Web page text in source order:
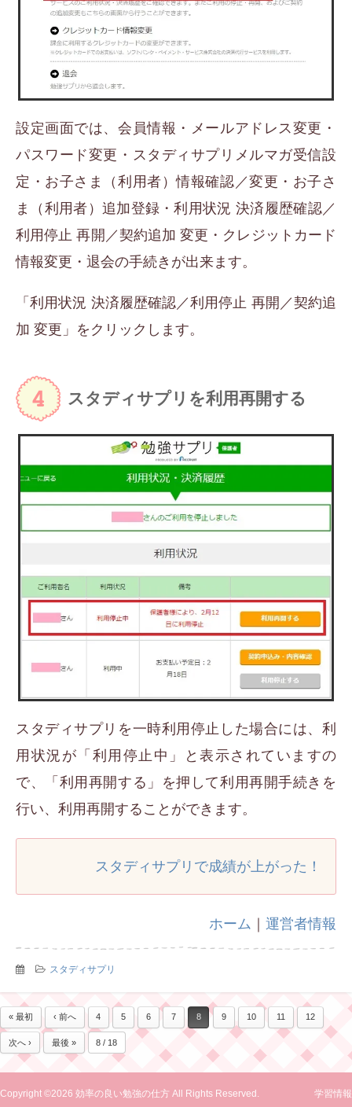
設定画面では、会員情報・メールアドレス変更・
パスワード変更・スタディサプリメルマガ受信設
定・お子さま（利用者）情報確認／変更・お子さ
ま（利用者）追加登録・利用状況 決済履歴確認／
利用停止 再開／契約追加 変更・クレジットカード
情報変更・退会の手続きが出来ます。
「利用状況 決済履歴確認／利用停止 再開／契約追
加 変更」をクリックします。
スタディサプリを利用再開する
スタディサプリを一時利用停止した場合には、利
用状況が「利用停止中」と表示されていますの
で、「利用再開する」を押して利用再開手続きを
行い、利用再開することができます。
スタディサプリで成績が上がった！
ホーム ｜ 運営者情報
スタディサプリ
« 最初 ‹ 前へ 4 5 6 7 8 9 10 11 12
次へ › 最後 » 8 / 18
Copyright ©2026 効率の良い勉強の仕方 All Rights Reserved. 学習情報